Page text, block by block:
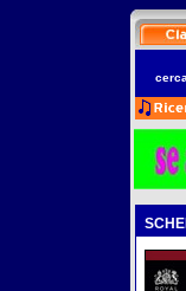
cerca